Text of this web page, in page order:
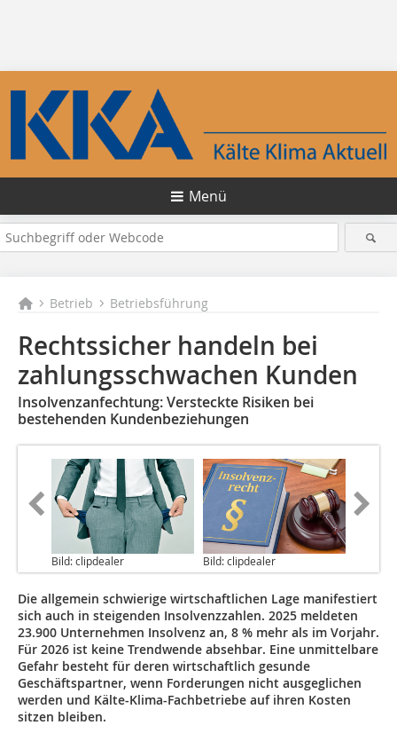
Menü
Betrieb Betriebsführung
Rechtssicher handeln bei
zahlungsschwachen Kunden
Insolvenzanfechtung: Versteckte Risiken bei
bestehenden Kundenbeziehungen
Bild: clipdealer Bild: clipdealer
Die allgemein schwierige wirtschaftlichen Lage manifestiert
sich auch in steigenden Insolvenzzahlen. 2025 meldeten
23.900 Unternehmen Insolvenz an, 8 % mehr als im Vorjahr.
Für 2026 ist keine Trendwende absehbar. Eine unmittelbare
Gefahr besteht für deren wirtschaftlich gesunde
Geschäftspartner, wenn Forderungen nicht ausgeglichen
werden und Kälte-Klima-Fachbetriebe auf ihren Kosten
sitzen bleiben.